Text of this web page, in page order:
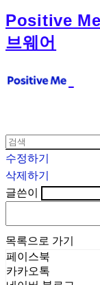
Positive
브웨어
수정하기
삭제하기
글쓴이
목록으로 가기
페이스북
카카오톡